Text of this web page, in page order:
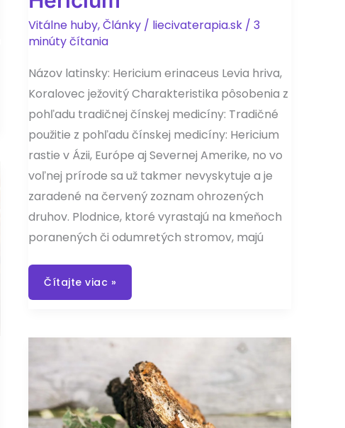
Vitálne huby,Články / liecivaterapia.sk /3
minúty čítania
Názov latinsky: Hericium erinaceus Levia hriva,
Koralovec ježovitý Charakteristika pôsobenia z
pohľadu tradičnej čínskej medicíny: Tradičné
použitie z pohľadu čínskej medicíny: Hericium
rastie v Ázii, Európe aj Severnej Amerike, no vo
voľnej prírode sa už takmer nevyskytuje a je
zaradené na červený zoznam ohrozených
druhov. Plodnice, ktoré vyrastajú na kmeňoch
poranených či odumretých stromov, majú
Hericium
Čítajte viac »